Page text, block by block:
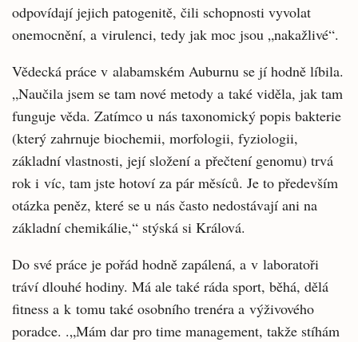
odpovídají jejich patogenitě, čili schopnosti vyvolat
onemocnění, a virulenci, tedy jak moc jsou „nakažlivé“.
Vědecká práce v alabamském Auburnu se jí hodně líbila.
„Naučila jsem se tam nové metody a také viděla, jak tam
funguje věda. Zatímco u nás taxonomický popis bakterie
(který zahrnuje biochemii, morfologii, fyziologii,
základní vlastnosti, její složení a přečtení genomu) trvá
rok i víc, tam jste hotoví za pár měsíců. Je to především
otázka peněz, které se u nás často nedostávají ani na
základní chemikálie,“ stýská si Králová.
Do své práce je pořád hodně zapálená, a v laboratoři
tráví dlouhé hodiny. Má ale také ráda sport, běhá, dělá
fitness a k tomu také osobního trenéra a výživového
poradce. .„Mám dar pro time management, takže stíhám